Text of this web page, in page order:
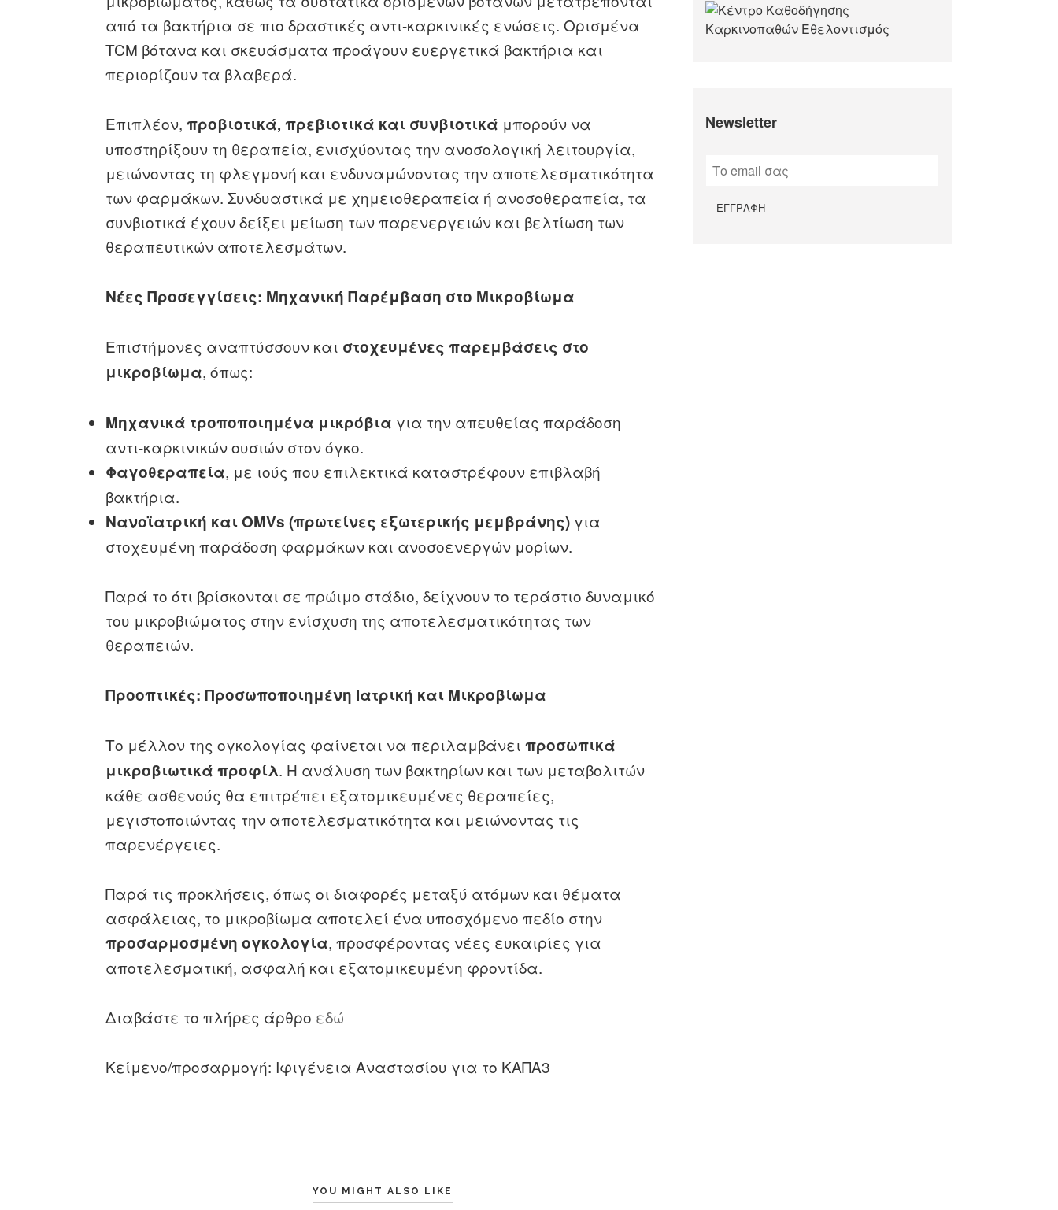
από τα βακτήρια σε πιο δραστικές αντι-καρκινικές ενώσεις. Ορισμένα
TCM βότανα και σκευάσματα προάγουν ευεργετικά βακτήρια και
περιορίζουν τα βλαβερά.
Επιπλέον,προβιοτικά, πρεβιοτικά και συνβιοτικά μπορούν να
υποστηρίξουν τη θεραπεία, ενισχύοντας την ανοσολογική λειτουργία,
μειώνοντας τη φλεγμονή και ενδυναμώνοντας την αποτελεσματικότητα
των φαρμάκων. Συνδυαστικά με χημειοθεραπεία ή ανοσοθεραπεία, τα
συνβιοτικά έχουν δείξει μείωση των παρενεργειών και βελτίωση των
θεραπευτικών αποτελεσμάτων.
Νέες Προσεγγίσεις: Μηχανική Παρέμβαση στο Μικροβίωμα
Επιστήμονες αναπτύσσουν και στοχευμένες παρεμβάσεις στο
μικροβίωμα, όπως:
Μηχανικά τροποποιημένα μικρόβια για την απευθείας παράδοση
αντι-καρκινικών ουσιών στον όγκο.
Φαγοθεραπεία, με ιούς που επιλεκτικά καταστρέφουν επιβλαβή
βακτήρια.
Νανοϊατρική και OMVs (πρωτείνες εξωτερικής μεμβράνης) για
στοχευμένη παράδοση φαρμάκων και ανοσοενεργών μορίων.
Παρά το ότι βρίσκονται σε πρώιμο στάδιο, δείχνουν το τεράστιο δυναμικό
του μικροβιώματος στην ενίσχυση της αποτελεσματικότητας των
θεραπειών.
Προοπτικές: Προσωποποιημένη Ιατρική και Μικροβίωμα
Το μέλλον της ογκολογίας φαίνεται να περιλαμβάνειπροσωπικά
μικροβιωτικά προφίλ. Η ανάλυση των βακτηρίων και των μεταβολιτών
κάθε ασθενούς θα επιτρέπει εξατομικευμένες θεραπείες,
μεγιστοποιώντας την αποτελεσματικότητα και μειώνοντας τις
παρενέργειες.
Παρά τις προκλήσεις, όπως οι διαφορές μεταξύ ατόμων και θέματα
ασφάλειας, το μικροβίωμα αποτελεί ένα υποσχόμενο πεδίο στην
προσαρμοσμένη ογκολογία, προσφέροντας νέες ευκαιρίες για
αποτελεσματική, ασφαλή και εξατομικευμένη φροντίδα.
Διαβάστε το πλήρες άρθρο εδώ
Κείμενο/προσαρμογή: Ιφιγένεια Αναστασίου για το ΚΑΠΑ3
YOU MIGHT ALSO LIKE
Newsletter